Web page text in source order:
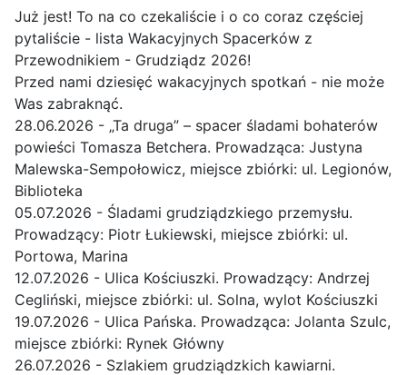
Już jest! To na co czekaliście i o co coraz częściej
pytaliście - lista Wakacyjnych Spacerków z
Przewodnikiem - Grudziądz 2026!
Przed nami dziesięć wakacyjnych spotkań - nie może
Was zabraknąć.
28.06.2026 - „Ta druga” – spacer śladami bohaterów
powieści Tomasza Betchera. Prowadząca: Justyna
Malewska-Sempołowicz, miejsce zbiórki: ul. Legionów,
Biblioteka
05.07.2026 - Śladami grudziądzkiego przemysłu.
Prowadzący: Piotr Łukiewski, miejsce zbiórki: ul.
Portowa, Marina
12.07.2026 - Ulica Kościuszki. Prowadzący: Andrzej
Cegliński, miejsce zbiórki: ul. Solna, wylot Kościuszki
19.07.2026 - Ulica Pańska. Prowadząca: Jolanta Szulc,
miejsce zbiórki: Rynek Główny
26.07.2026 - Szlakiem grudziądzkich kawiarni.